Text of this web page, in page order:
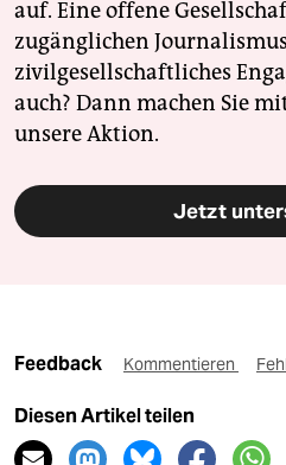
auf. Eine offene
zugänglichen
zivilgesellschaftliches
auch? Dann machen Sie
unsere Aktion.
Jetzt
Feedback Kommentieren
Diesen Artikel teilen